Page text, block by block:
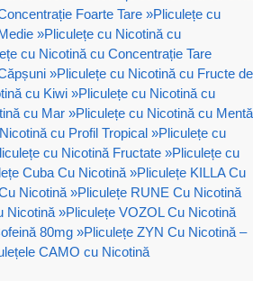
Foarte Tare »Pliculețe cu
»Pliculețe cu Nicotină cu
cu Nicotină cu Concentrație Tare
»Pliculețe cu Nicotină cu Fructe de
cu Kiwi »Pliculețe cu Nicotină cu
cu Mar »Pliculețe cu Nicotină cu Mentă
cu Profil Tropical »Pliculețe cu
cu Nicotină Fructate »Pliculețe cu
Cuba Cu Nicotină »Pliculețe KILLA Cu
Nicotină »Pliculețe RUNE Cu Nicotină
Nicotină »Pliculețe VOZOL Cu Nicotină
80mg »Pliculețe ZYN Cu Nicotină –
CAMO cu Nicotină